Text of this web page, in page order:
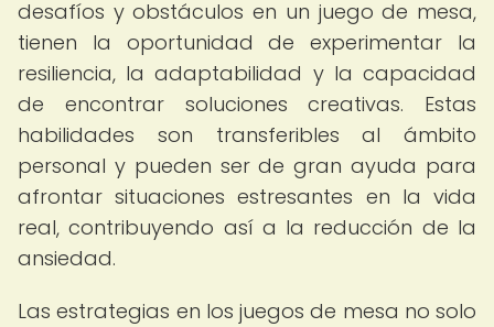
desafíos y obstáculos en un juego de mesa,
tienen la oportunidad de experimentar la
resiliencia, la adaptabilidad y la capacidad
de encontrar soluciones creativas. Estas
habilidades son transferibles al ámbito
personal y pueden ser de gran ayuda para
afrontar situaciones estresantes en la vida
real, contribuyendo así a la reducción de la
ansiedad.
Las estrategias en los juegos de mesa no solo